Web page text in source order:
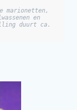
marionetten,
en
duurt ca.